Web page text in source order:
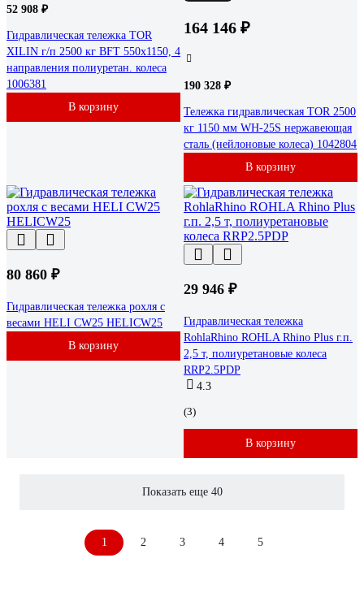
52 908 ₽
Гидравлическая тележка TOR
XILIN г/п 2500 кг BFT 550x1150, 4
направления полиуретан. колеса
1006381
В корзину
164 146 ₽
190 328 ₽
Тележка гидравлическая TOR 2500
кг 1150 мм WH-25S нержавеющая
сталь (нейлоновые колеса) 1042804
В корзину
80 860 ₽
Гидравлическая тележка рохля с
весами HELI CW25 HELICW25
В корзину
29 946 ₽
Гидравлическая тележка
RohlaRhino ROHLA Rhino Plus г.п.
2,5 т, полиуретановые колеса
RRP2.5PDP
4.3
(3)
В корзину
Показать еще 40
1 2 3 4 5